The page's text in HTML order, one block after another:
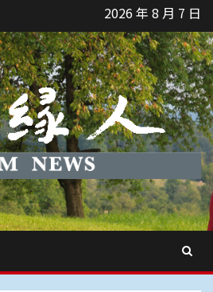
2026 年 8 月 7 日